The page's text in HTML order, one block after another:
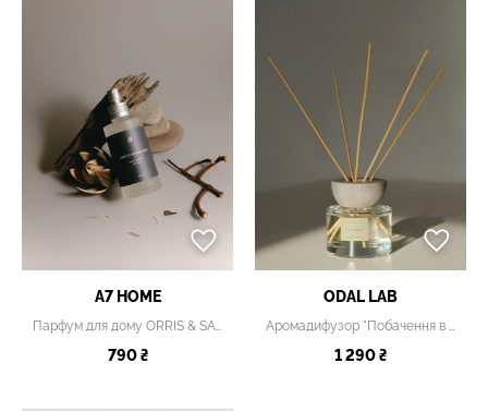
A7 HOME
Парфум для дому ORRIS & SANDALWOOD.
790 ₴
ODAL LAB
Аромадифузор "Побачення в Кримському саду"
1 290 ₴